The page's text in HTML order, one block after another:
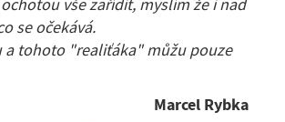
vše zařídit, myslím že i nad
se očekává.
a tohoto "realiťáka" můžu pouze
Marcel Rybka